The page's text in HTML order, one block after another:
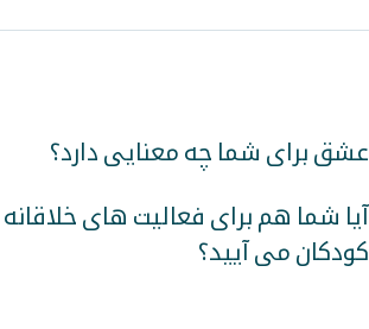
عشق برای شما چه معنایی دارد؟
آیا شما هم برای فعالیت های
کودکان می آیید؟